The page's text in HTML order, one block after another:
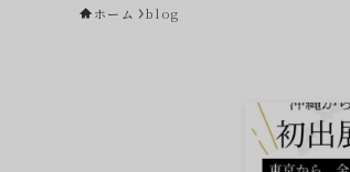
ホーム blog